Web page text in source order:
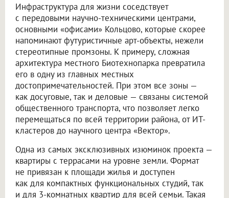
Инфраструктура для жизни соседствует
с передовыми научно-техническими центрами,
основными «офисами» Кольцово, которые скорее
напоминают футуристичные арт-объекты, нежели
стереотипные промзоны. К примеру, сложная
архитектура местного Биотехнопарка превратила
его в одну из главных местных
достопримечательностей. При этом все зоны —
как досуговые, так и деловые — связаны системой
общественного транспорта, что позволяет легко
перемещаться по всей территории района, от ИТ-
кластеров до научного центра «Вектор».
Одна из самых эксклюзивных изюминок проекта —
квартиры с террасами на уровне земли. Формат
не привязан к площади жилья и доступен
как для компактных функциональных студий, так
и для 3-комнатных квартир для всей семьи. Такая